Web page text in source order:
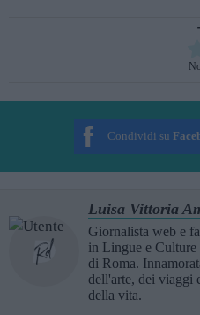
Condividi su
Luisa Vittoria
Giornalista web e
in Lingue e
di Roma.
dell'arte, dei viaggi
della vita.